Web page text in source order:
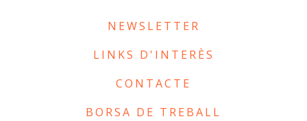
NEWSLETTER
LINKS D'INTERÈS
CONTACTE
BORSA DE TREBALL